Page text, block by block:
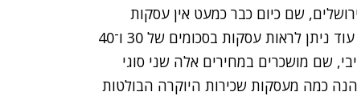
שם כיום כבר כמעט אין עסקות
השכרה ביותר מ־20 אלף שקל. השוק היחידי שבו עוד ניתן לראות עסקות בסכומים של 30 ו־40
שם מושכרים במחירים אלה שני סוגי
כמה מעסקות שכירות היוקרה הבולטות